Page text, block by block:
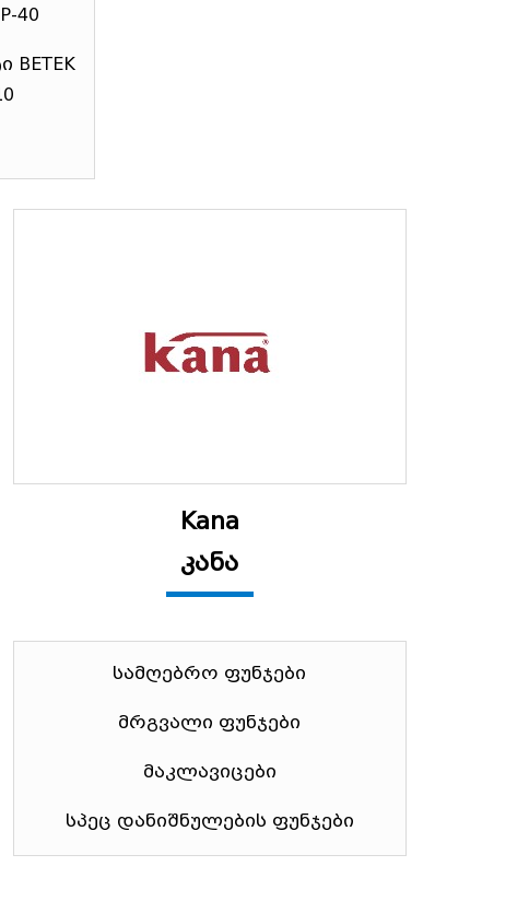
40
BETEK
Kana
კანა
სამღებრო ფუნჯები
მრგვალი ფუნჯები
მაკლავიცები
სპეც დანიშნულების ფუნჯები